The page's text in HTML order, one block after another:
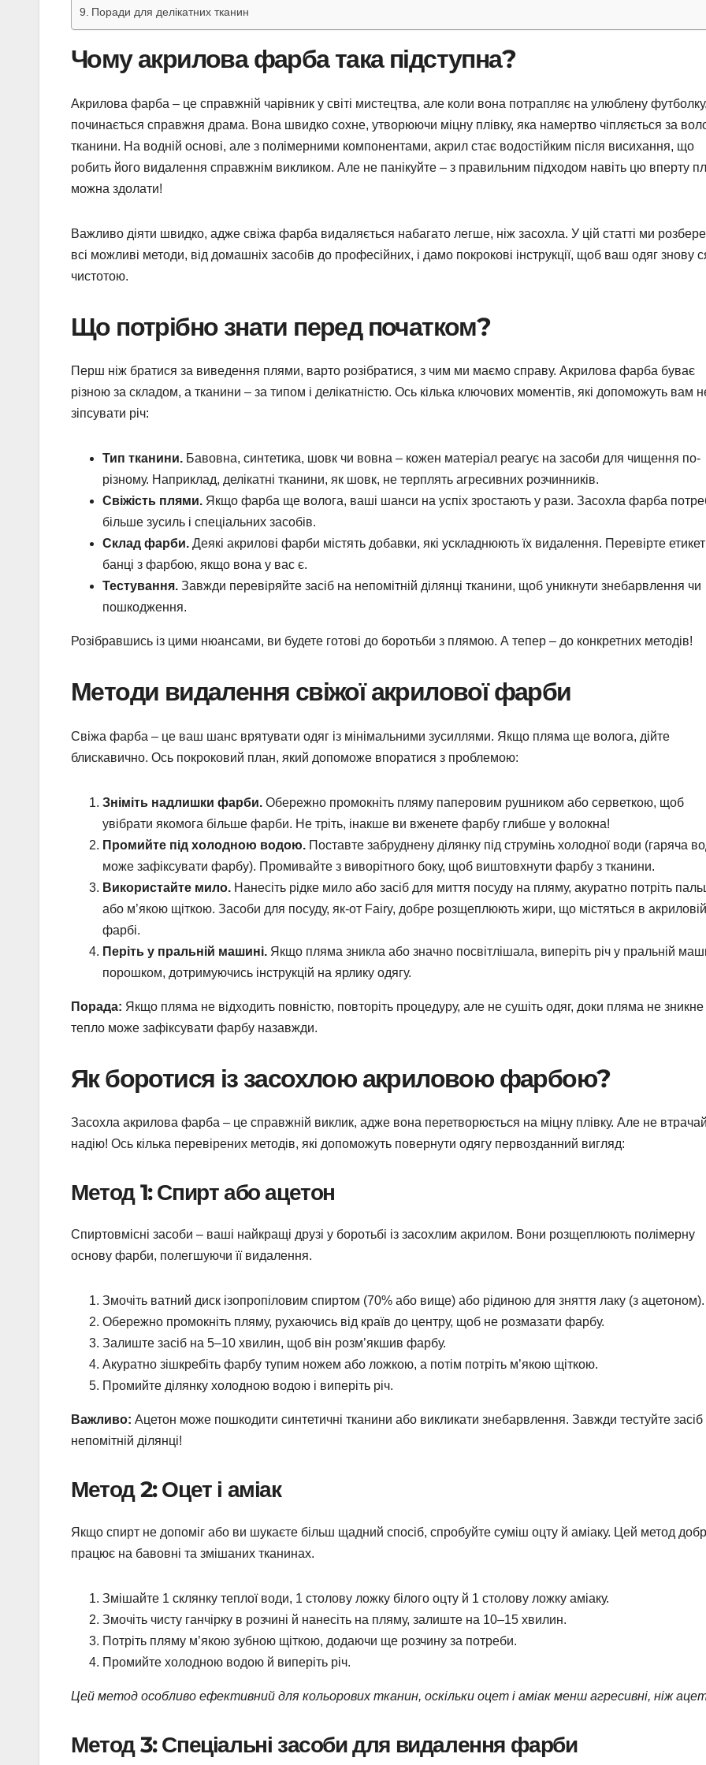
Поради для делікатних тканин
Чому акрилова фарба така підступна?
Акрилова фарба – це справжній чарівник у світі мистецтва, але коли вона потрапляє на улюблену
починається справжня драма. Вона швидко сохне, утворюючи міцну плівку, яка намертво чіпляється за
тканини. На водній основі, але з полімерними компонентами, акрил стає водостійким після висихання, що
робить його видалення справжнім викликом. Але не панікуйте – з правильним підходом навіть цю вперту
можна здолати!
Важливо діяти швидко, адже свіжа фарба видаляється набагато легше, ніж засохла. У цій статті ми
всі можливі методи, від домашніх засобів до професійних, і дамо покрокові інструкції, щоб ваш одяг знову
чистотою.
Що потрібно знати перед початком?
Перш ніж братися за виведення плями, варто розібратися, з чим ми маємо справу. Акрилова фарба буває
різною за складом, а тканини – за типом і делікатністю. Ось кілька ключових моментів, які допоможуть вам
зіпсувати річ:
Тип тканини. Бавовна, синтетика, шовк чи вовна – кожен матеріал реагує на засоби для чищення по-
різному. Наприклад, делікатні тканини, як шовк, не терплять агресивних розчинників.
Свіжість плями. Якщо фарба ще волога, ваші шанси на успіх зростають у рази. Засохла фарба
більше зусиль і спеціальних засобів.
Склад фарби. Деякі акрилові фарби містять добавки, які ускладнюють їх видалення. Перевірте
банці з фарбою, якщо вона у вас є.
Тестування. Завжди перевіряйте засіб на непомітній ділянці тканини, щоб уникнути знебарвлення чи
пошкодження.
Розібравшись із цими нюансами, ви будете готові до боротьби з плямою. А тепер – до конкретних методів!
Методи видалення свіжої акрилової фарби
Свіжа фарба – це ваш шанс врятувати одяг із мінімальними зусиллями. Якщо пляма ще волога, дійте
блискавично. Ось покроковий план, який допоможе впоратися з проблемою:
Зніміть надлишки фарби. Обережно промокніть пляму паперовим рушником або серветкою, щоб
увібрати якомога більше фарби. Не тріть, інакше ви вженете фарбу глибше у волокна!
Промийте під холодною водою. Поставте забруднену ділянку під струмінь холодної води (гаряча
може зафіксувати фарбу). Промивайте з виворітного боку, щоб виштовхнути фарбу з тканини.
Використайте мило. Нанесіть рідке мило або засіб для миття посуду на пляму, акуратно потріть
або м’якою щіткою. Засоби для посуду, як-от Fairy, добре розщеплюють жири, що містяться в акриловій
фарбі.
Періть у пральній машині. Якщо пляма зникла або значно посвітлішала, виперіть річ у пральній
порошком, дотримуючись інструкцій на ярлику одягу.
Порада: Якщо пляма не відходить повністю, повторіть процедуру, але не сушіть одяг, доки пляма не
тепло може зафіксувати фарбу назавжди.
Як боротися із засохлою акриловою фарбою?
Засохла акрилова фарба – це справжній виклик, адже вона перетворюється на міцну плівку. Але не
надію! Ось кілька перевірених методів, які допоможуть повернути одягу первозданний вигляд:
Метод 1: Спирт або ацетон
Спиртовмісні засоби – ваші найкращі друзі у боротьбі із засохлим акрилом. Вони розщеплюють полімерну
основу фарби, полегшуючи її видалення.
Змочіть ватний диск ізопропіловим спиртом (70% або вище) або рідиною для зняття лаку (з ацетоном).
Обережно промокніть пляму, рухаючись від країв до центру, щоб не розмазати фарбу.
Залиште засіб на 5–10 хвилин, щоб він розм’якшив фарбу.
Акуратно зішкребіть фарбу тупим ножем або ложкою, а потім потріть м’якою щіткою.
Промийте ділянку холодною водою і виперіть річ.
Важливо: Ацетон може пошкодити синтетичні тканини або викликати знебарвлення. Завжди тестуйте засіб
непомітній ділянці!
Метод 2: Оцет і аміак
Якщо спирт не допоміг або ви шукаєте більш щадний спосіб, спробуйте суміш оцту й аміаку. Цей метод
працює на бавовні та змішаних тканинах.
Змішайте 1 склянку теплої води, 1 столову ложку білого оцту й 1 столову ложку аміаку.
Змочіть чисту ганчірку в розчині й нанесіть на пляму, залиште на 10–15 хвилин.
Потріть пляму м’якою зубною щіткою, додаючи ще розчину за потреби.
Промийте холодною водою й виперіть річ.
Цей метод особливо ефективний для кольорових тканин, оскільки оцет і аміак менш агресивні, ніж
Метод 3: Спеціальні засоби для видалення фарби